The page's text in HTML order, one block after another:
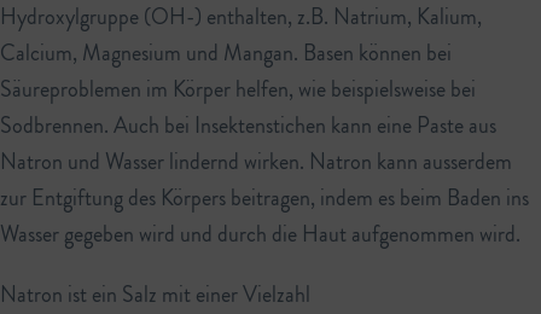
Hydroxylgruppe (OH-) enthalten, z.B. Natrium, Kalium,
Calcium, Magnesium und Mangan. Basen können bei
Säureproblemen im Körper helfen, wie beispielsweise bei
Sodbrennen. Auch bei Insektenstichen kann eine Paste aus
Natron und Wasser lindernd wirken. Natron kann ausserdem
zur Entgiftung des Körpers beitragen, indem es beim Baden ins
Wasser gegeben wird und durch die Haut aufgenommen wird.
Natron ist ein Salz mit einer Vielzahl